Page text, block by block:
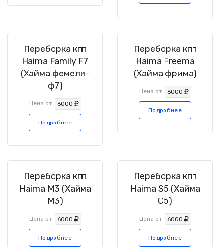
Переборка кпп
Haima Family F7
(Хайма фемели-
ф7)
Цена от 6000
Подробнее
Переборка кпп
Haima Freema
(Хайма фрима)
Цена от 6000
Подробнее
Переборка кпп
Haima M3 (Хайма
М3)
Цена от 6000
Подробнее
Переборка кпп
Haima S5 (Хайма
С5)
Цена от 6000
Подробнее